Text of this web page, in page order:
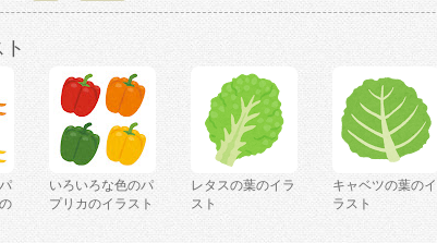
いろいろな色のパ
プリカのイラスト
レタスの葉のイラ
スト
キャベツの葉のイ
ラスト